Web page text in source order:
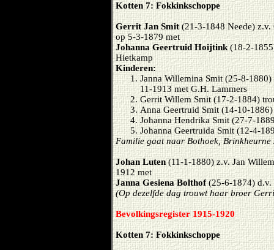
Kotten 7: Fokkinkschoppe
Gerrit Jan Smit(21-3-1848 Neede) z.v.
op 5-3-1879 met
Johanna Geertruid Hoijtink(18-2-
Hietkamp
Kinderen:
Janna Willemina Smit (25-8-
11-1913 met G.H. Lammers
Gerrit Willem Smit (17-2-1884)
Anna Geertruid Smit (14-10-
Johanna Hendrika Smit (27-7-
Johanna Geertruida Smit (12-4-
Familie gaat naar Bothoek, Brinkheurne
Johan Luten(11-1-1880) z.v. Jan
1912 met
Janna Gesiena Bolthof(25-6-1874) d.v.
(Op dezelfde dag trouwt haar broer
Bevolkingsregister 1915-1920
Kotten 7: Fokkinkschoppe